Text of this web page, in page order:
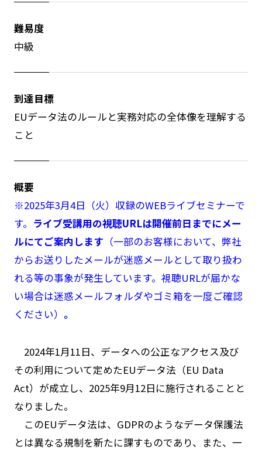
難易度
中級
到達目標
EUデータ法のルールと実務対応の全体像を理解する
こと
概要
※2025年3月4日（火）収録のWEBライブセミナーで
す。 ライブ受講用の視聴URLは開催前日までにメー
ルにてご案内します （一部のお客様において、弊社
からお送りしたメールが迷惑メールとして取り扱わ
れる等の事象が発生しています。視聴URLが届かな
い場合は迷惑メールフォルダやゴミ箱を一度ご確認
ください） 。
2024年1月11日、データへの公正なアクセス及び
その利用について定めたEUデータ法（EU Data
Act）が成立し、2025年9月12日に施行されることと
なりました。
このEUデータ法は、GDPRのようなデータ保護法
とは異なる規制を新たに課すものであり、また、一